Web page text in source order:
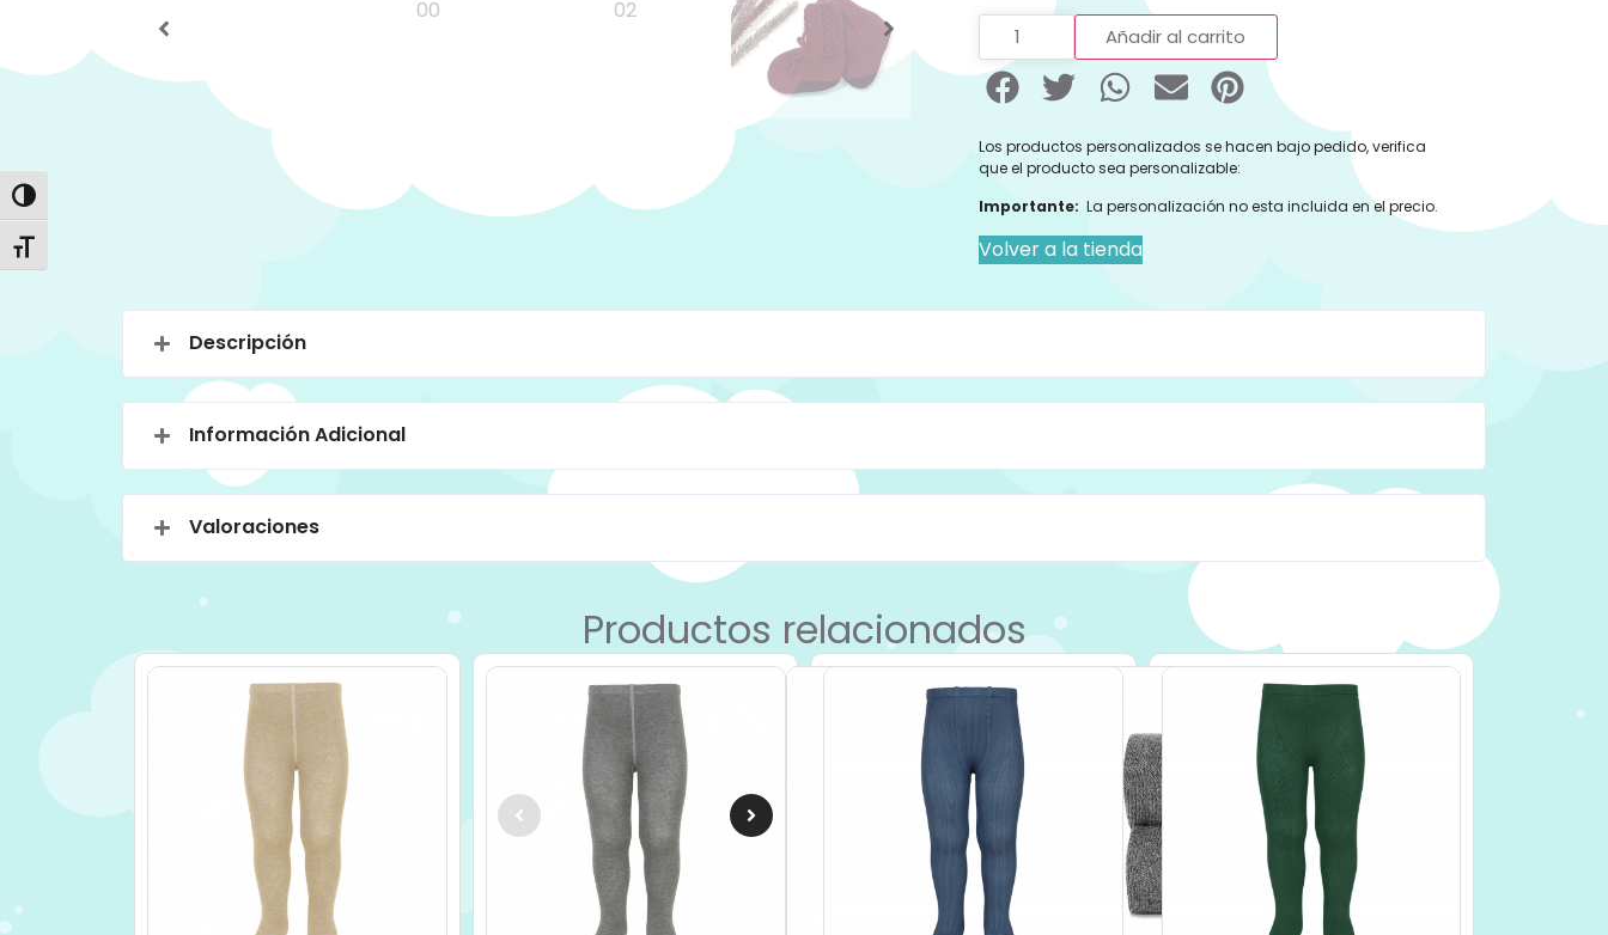
Alternar alto contraste
Alternar tamaño de letra
Añadir al carrito
Los productos personalizados se hacen bajo pedido, verifica
que el producto sea personalizable:
Importante: La personalización no esta incluida en el precio.
Volver a la tienda
Descripción
Información Adicional
Valoraciones
Productos relacionados